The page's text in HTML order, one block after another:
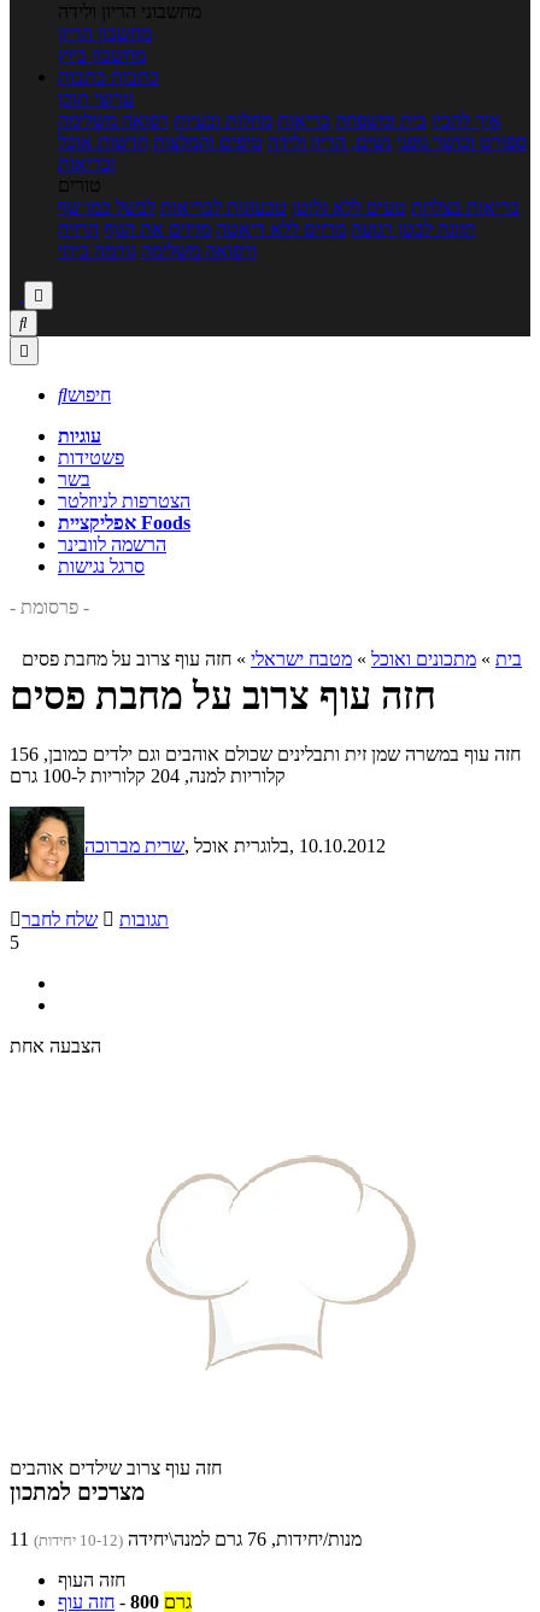
מחשבוני הריון ולידה
מחשבון הריון
מחשבון ביוץ
כתבות כתבות
ערוצי תוכן
איך להכין בית ומשפחה בריאות מחלות ובעיות רפואה משלימה
ספורט וכושר גופני נשים, הריון ולידה טיפים והמלצות חדשות אוכל
ובריאות
טורים
בריאות בצלחת טעים ללא גלוטן טבעונות לבריאות לבשל כמו שף
תזונה לבטן רגועה מרזים ללא דיאטה מזיזים את הגוף הרזיה
ורפואה משלימה גורמה ביתי



חיפוש
עוגיות
פשטידות
בשר
הצטרפות לניוזלטר
אפליקציית Foods
הרשמה לוובינר
סרגל נגישות
- פרסומת -
בית » מתכונים ואוכל » מטבח ישראלי » חזה עוף צרוב על מחבת פסים
חזה עוף צרוב על מחבת פסים
חזה עוף במשרה שמן זית ותבלינים שכולם אוהבים וגם ילדים כמובן, 156
קלוריות למנה, 204 קלוריות ל-100 גרם
שרית מברוכה , בלוגרית אוכל, 10.10.2012
שלח לחבר  תגובות
5
הצבעה אחת
חזה עוף צרוב שילדים אוהבים
מצרכים למתכון
11 מנות/יחידות, 76 גרם למנה\יחידה (10-12 יחידות)
חזה העוף
חזה עוף - 800 גרם